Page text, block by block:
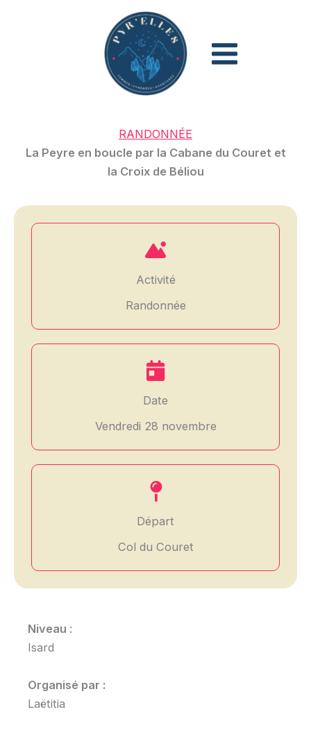
RANDONNÉE
La Peyre en boucle par la Cabane du Couret et
la Croix de Béliou
Activité
Randonnée
Date
Vendredi 28 novembre
Départ
Col du Couret
Niveau :
Isard
Organisé par :
Laëtitia